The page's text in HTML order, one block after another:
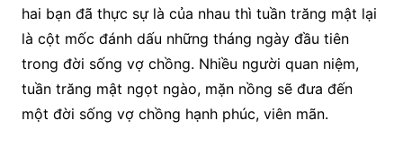
hai bạn đã thực sự là của nhau thì tuần trăng mật lại
là cột mốc đánh dấu những tháng ngày đầu tiên
trong đời sống vợ chồng. Nhiều người quan niệm,
tuần trăng mật ngọt ngào, mặn nồng sẽ đưa đến
một đời sống vợ chồng hạnh phúc, viên mãn.